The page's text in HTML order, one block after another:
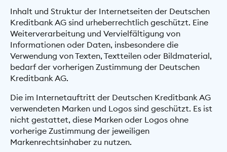
Inhalt und Struktur der Internetseiten der Deutschen
Kreditbank AG sind urheberrechtlich geschützt. Eine
Weiterverarbeitung und Vervielfältigung von
Informationen oder Daten, insbesondere die
Verwendung von Texten, Textteilen oder Bildmaterial,
bedarf der vorherigen Zustimmung der Deutschen
Kreditbank AG.
Die im Internetauftritt der Deutschen Kreditbank AG
verwendeten Marken und Logos sind geschützt. Es ist
nicht gestattet, diese Marken oder Logos ohne
vorherige Zustimmung der jeweiligen
Markenrechtsinhaber zu nutzen.